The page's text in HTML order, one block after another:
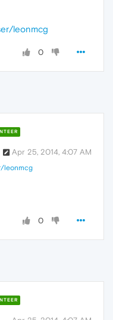
leonmcg
0
Apr 25, 2014, 4:07 AM
leonmcg
0